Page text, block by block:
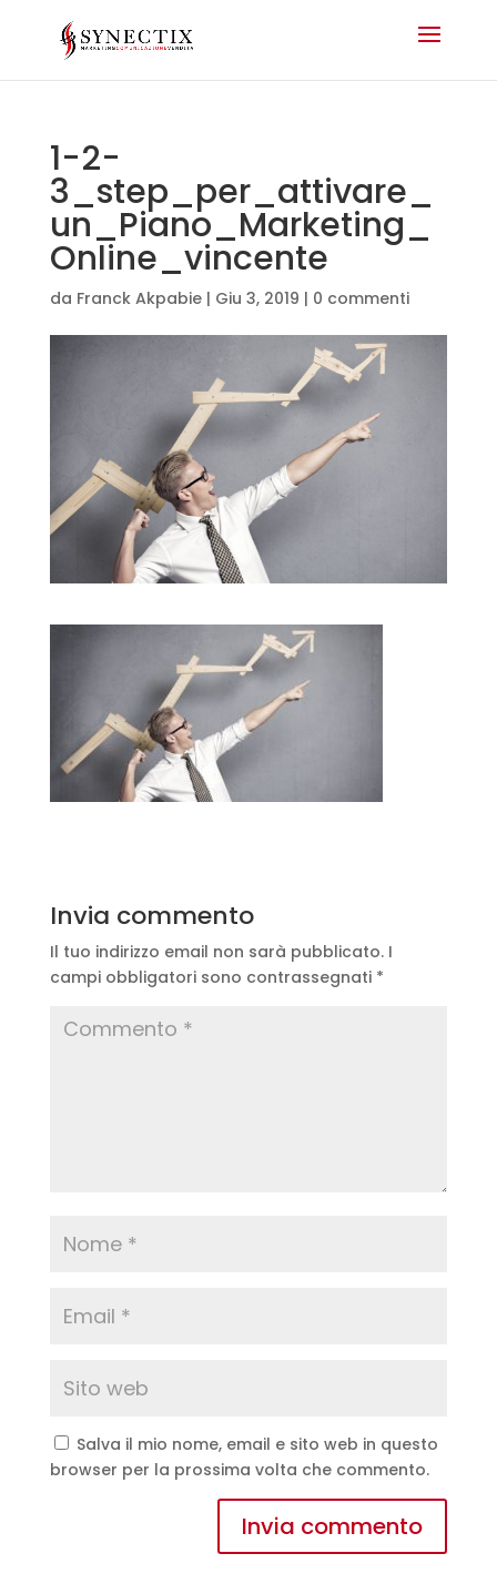
1-2-
3_step_per_attivare_
un_Piano_Marketing_
Online_vincente
da Franck Akpabie| Giu 3, 2019 | 0 commenti
Invia commento
Il tuo indirizzo email non sarà pubblicato. I
campi obbligatori sono contrassegnati *
Salva il mio nome, email e sito web in questo
browser per la prossima volta che commento.